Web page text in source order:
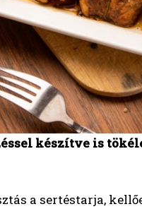
készítve is
a sertéstarja,